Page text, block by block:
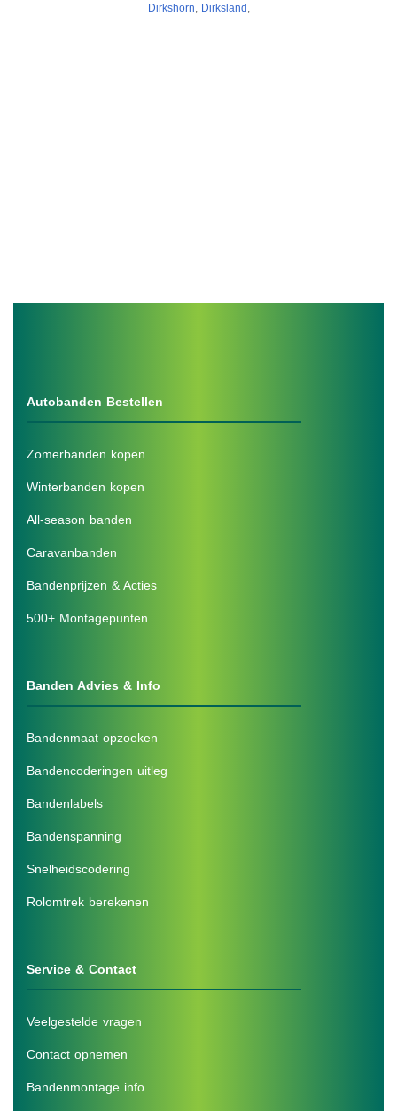
Dirkshorn
Dirksland
Autobanden Bestellen
Zomerbanden kopen
Winterbanden kopen
All-season banden
Caravanbanden
Bandenprijzen & Acties
500+ Montagepunten
Banden Advies & Info
Bandenmaat opzoeken
Bandencoderingen uitleg
Bandenlabels
Bandenspanning
Snelheidscodering
Rolomtrek berekenen
Service & Contact
Veelgestelde vragen
Contact opnemen
Bandenmontage info